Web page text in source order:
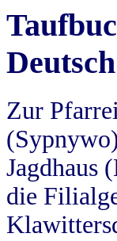
Zur
Jagdhaus
die